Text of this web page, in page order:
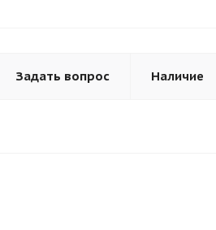
Задать вопрос Наличие